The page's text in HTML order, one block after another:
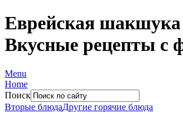
Еврейская
Вкусные рецепты с
Menu
Home
Поиск
Вторые блюдаДругие горячие блюда